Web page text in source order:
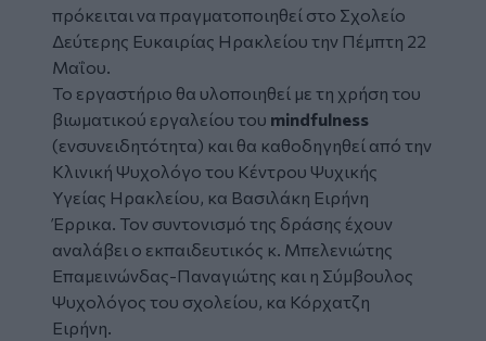
πρόκειται να πραγματοποιηθεί στο Σχολείο
Δεύτερης Ευκαιρίας Ηρακλείου την Πέμπτη 22
Μαΐου.
Το εργαστήριο θα υλοποιηθεί με τη χρήση του
βιωματικού εργαλείου του mindfulness
(ενσυνειδητότητα) και θα καθοδηγηθεί από την
Κλινική Ψυχολόγο του Κέντρου Ψυχικής
Υγείας Ηρακλείου, κα Βασιλάκη Ειρήνη
Έρρικα. Τον συντονισμό της δράσης έχουν
αναλάβει ο εκπαιδευτικός κ. Μπελενιώτης
Επαμεινώνδας-Παναγιώτης και η Σύμβουλος
Ψυχολόγος του σχολείου, κα Κόρχατζη
Ειρήνη.